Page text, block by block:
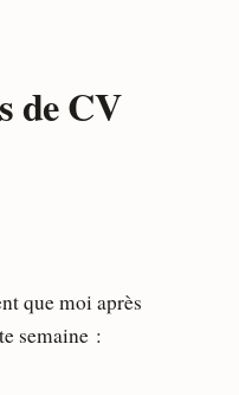
de CV
que moi après
semaine :